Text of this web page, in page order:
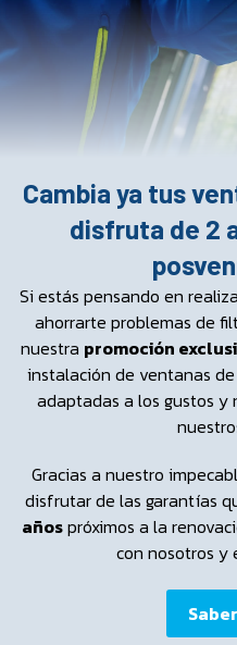
Cambia ya tus
disfruta de 2
Si estás pensando en
ahorrarte problemas de
nuestra promoción
instalación de ventanas
adaptadas a los gustos y
Gracias a nuestro
disfrutar de las garantías
añospróximos a la
con nosotros y